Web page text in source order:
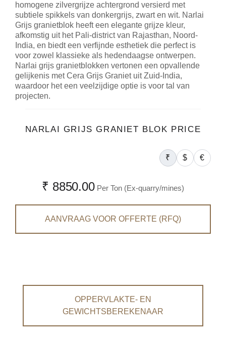
homogene zilvergrijze achtergrond versierd met
subtiele spikkels van donkergrijs, zwart en wit. Narlai
Grijs granietblok heeft een elegante grijze kleur,
afkomstig uit het Pali-district van Rajasthan, Noord-
India, en biedt een verfijnde esthetiek die perfect is
voor zowel klassieke als hedendaagse ontwerpen.
Narlai grijs granietblokken vertonen een opvallende
gelijkenis met Cera Grijs Graniet uit Zuid-India,
waardoor het een veelzijdige optie is voor tal van
projecten.
NARLAI GRIJS GRANIET BLOK PRICE
₹ $ €
₹ 8850.00 Per Ton (Ex-quarry/mines)
AANVRAAG VOOR OFFERTE (RFQ)
OPPERVLAKTE- EN
GEWICHTSBEREKENAAR